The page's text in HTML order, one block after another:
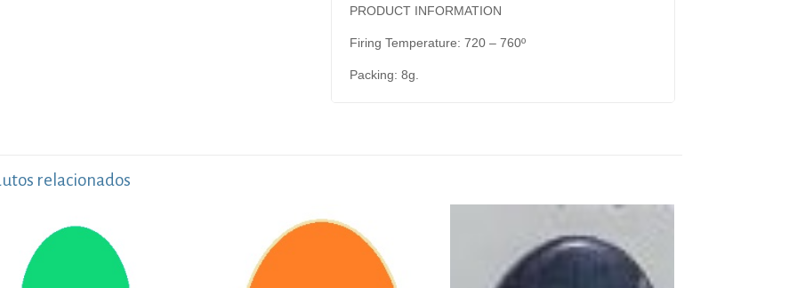
PRODUCT INFORMATION
Firing Temperature: 720 – 760º
Packing: 8g.
relacionados